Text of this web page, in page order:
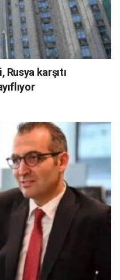
Rusya karşıtı